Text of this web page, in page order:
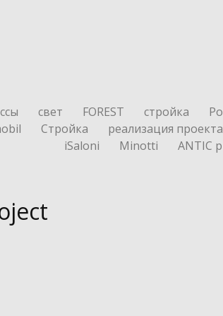
свет FOREST стройка
Стройка реализация проекта
iSaloni
Minotti ANTIC